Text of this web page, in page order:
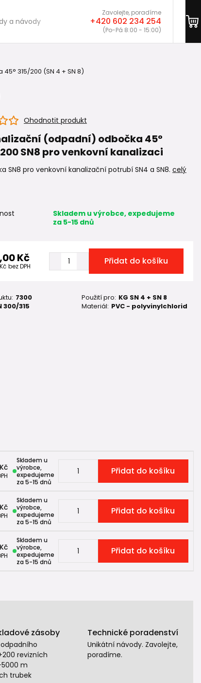
a návody
Zavolejte, poradíme
+420 602 234 254
(Po-Pá 8:00 - 15:00)
45° 315/200 (SN 4 + SN 8)
Ohodnotit produkt
(odpadní) odbočka 45°
200 SN8 pro venkovní kanalizaci
SN8 pro venkovní kanalizační potrubí SN4 a SN8. celý
Skladem u výrobce, expedujeme
za 5-15 dnů
Kč
bez DPH Přidat do košíku
7300 Použití pro: KG SN 4 + SN 8
300/315 Materiál: PVC - polyvinylchlorid
Skladem u
výrobce,
expedujeme
za 5-15 dnů
Přidat do košíku
Skladem u
výrobce,
expedujeme
za 5-15 dnů
Přidat do košíku
Skladem u
výrobce,
expedujeme
za 5-15 dnů
Přidat do košíku
zásoby
revizních
m
trubek
Technické poradenství
Unikátní návody. Zavolejte,
poradíme.